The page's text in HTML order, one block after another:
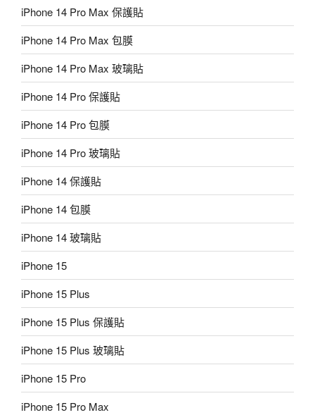
iPhone 14 Pro Max 保護貼
iPhone 14 Pro Max 包膜
iPhone 14 Pro Max 玻璃貼
iPhone 14 Pro 保護貼
iPhone 14 Pro 包膜
iPhone 14 Pro 玻璃貼
iPhone 14 保護貼
iPhone 14 包膜
iPhone 14 玻璃貼
iPhone 15
iPhone 15 Plus
iPhone 15 Plus 保護貼
iPhone 15 Plus 玻璃貼
iPhone 15 Pro
iPhone 15 Pro Max